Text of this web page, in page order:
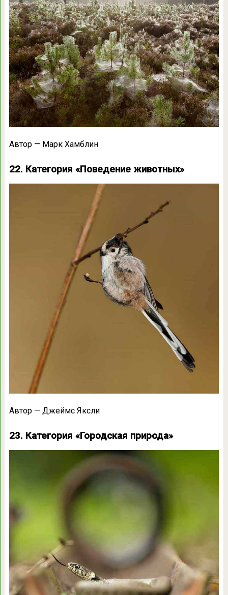
Автор — Марк Хамблин
22. Категория «Поведение животных»
Автор — Джеймс Яксли
23. Категория «Городская природа»